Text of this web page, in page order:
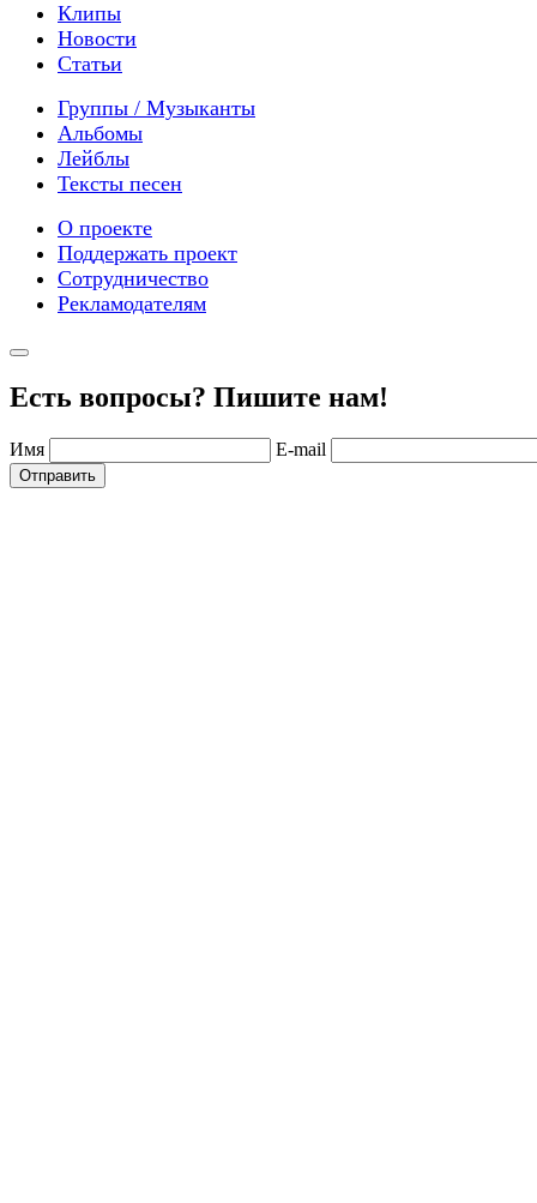
Клипы
Новости
Статьи
Группы / Музыканты
Альбомы
Лейблы
Тексты песен
О проекте
Поддержать проект
Сотрудничество
Рекламодателям
Есть вопросы? Пишите нам!
Имя E-mail